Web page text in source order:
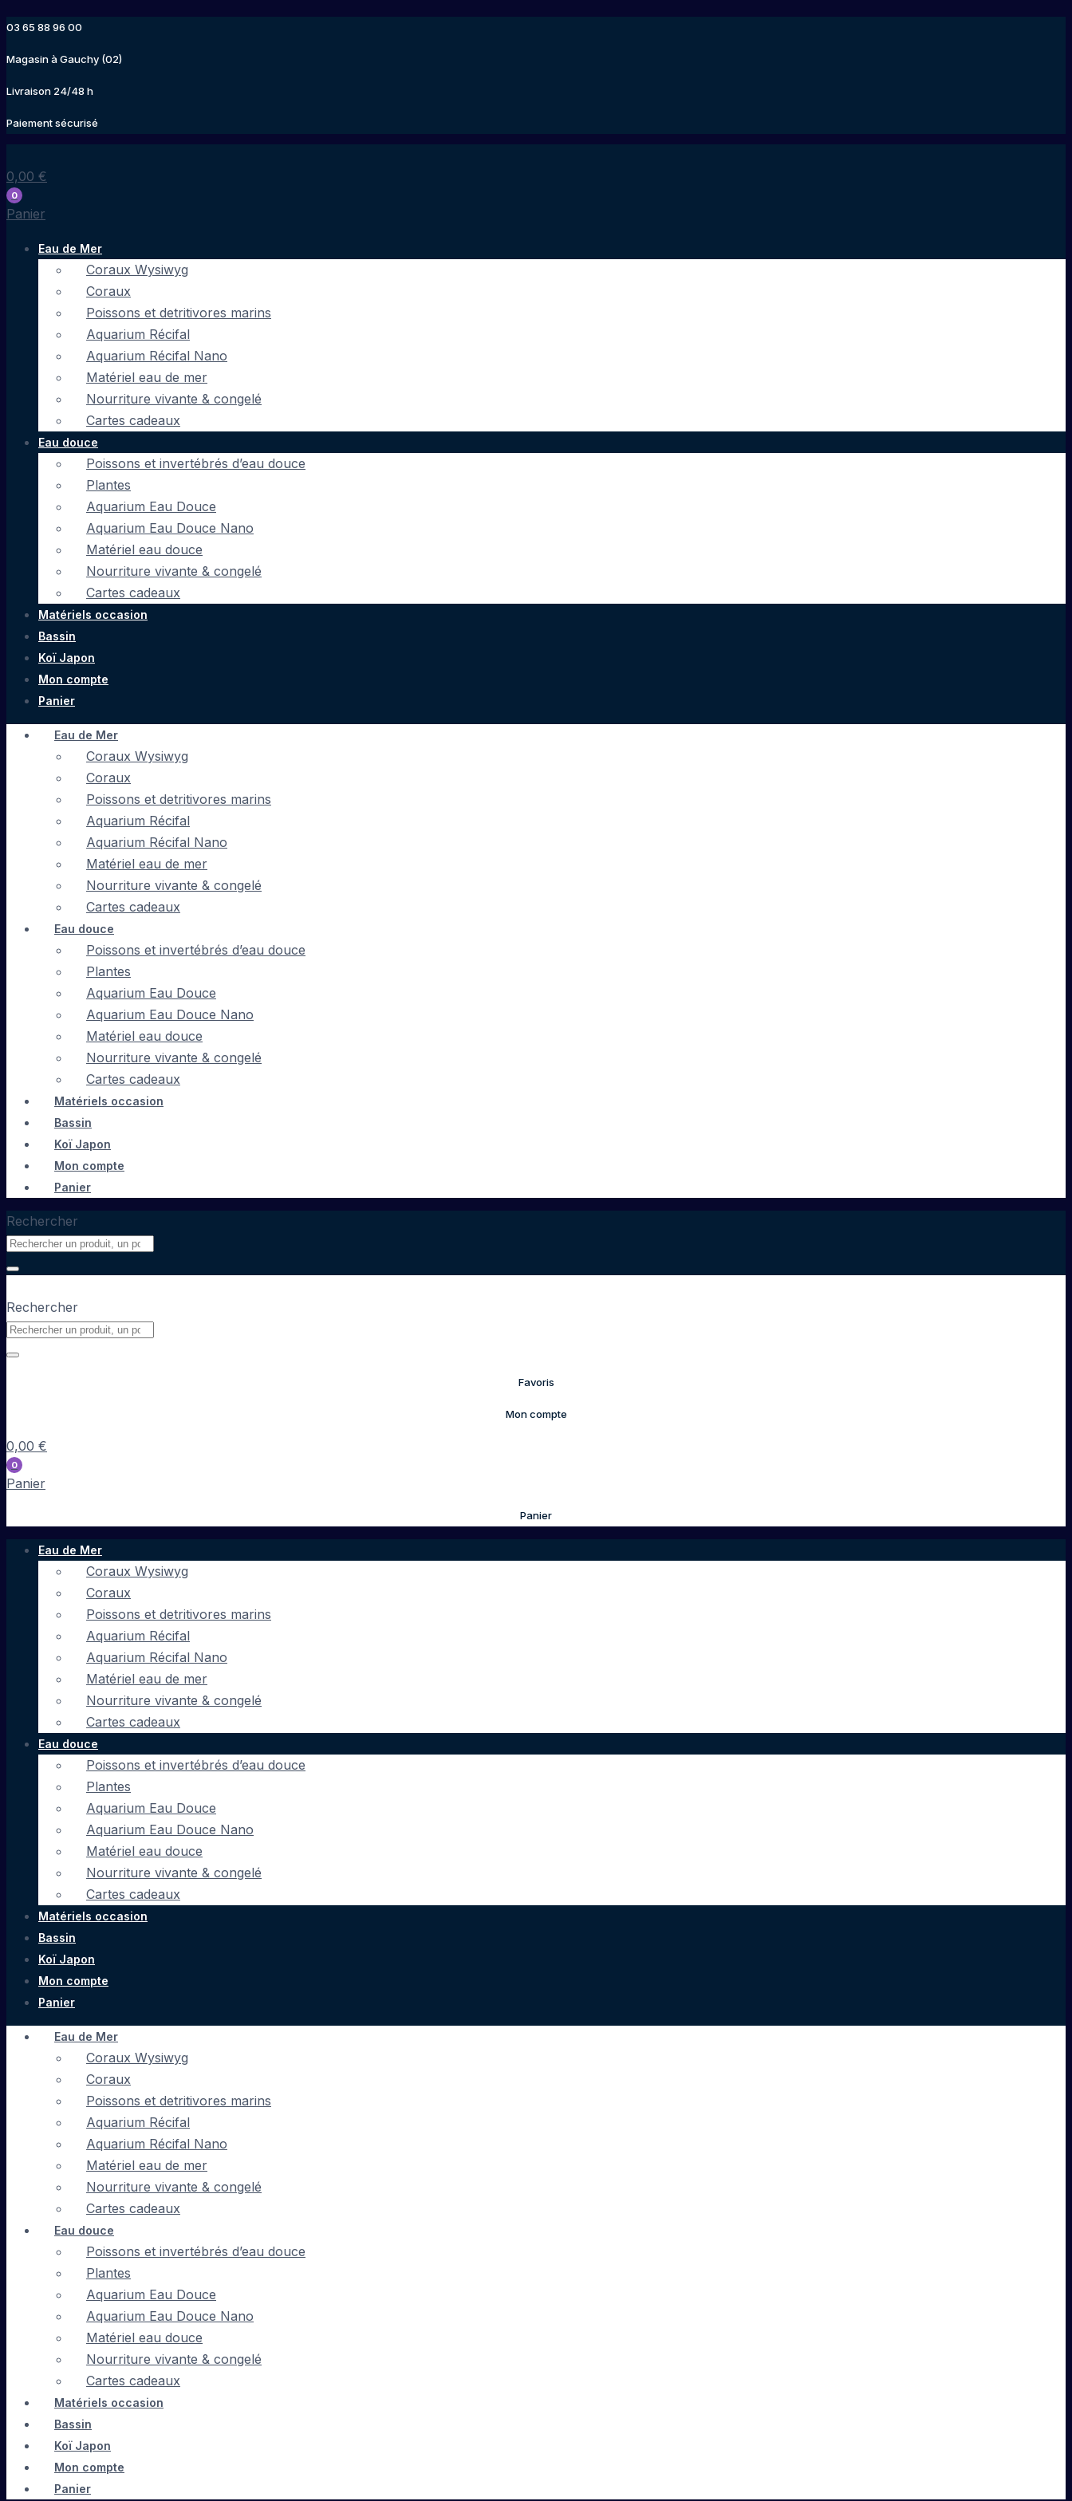
contenu
03 65 88 96 00
Magasin à Gauchy (02)
Livraison 24/48 h
Paiement sécurisé
0,00 €
0
Panier
Eau de Mer
Coraux Wysiwyg
Coraux
Poissons et detritivores marins
Aquarium Récifal
Aquarium Récifal Nano
Matériel eau de mer
Nourriture vivante & congelé
Cartes cadeaux
Eau douce
Poissons et invertébrés d’eau douce
Plantes
Aquarium Eau Douce
Aquarium Eau Douce Nano
Matériel eau douce
Nourriture vivante & congelé
Cartes cadeaux
Matériels occasion
Bassin
Koï Japon
Mon compte
Panier
Eau de Mer
Coraux Wysiwyg
Coraux
Poissons et detritivores marins
Aquarium Récifal
Aquarium Récifal Nano
Matériel eau de mer
Nourriture vivante & congelé
Cartes cadeaux
Eau douce
Poissons et invertébrés d’eau douce
Plantes
Aquarium Eau Douce
Aquarium Eau Douce Nano
Matériel eau douce
Nourriture vivante & congelé
Cartes cadeaux
Matériels occasion
Bassin
Koï Japon
Mon compte
Panier
Rechercher
Rechercher
Favoris
Mon compte
0,00 €
0
Panier
Panier
Eau de Mer
Coraux Wysiwyg
Coraux
Poissons et detritivores marins
Aquarium Récifal
Aquarium Récifal Nano
Matériel eau de mer
Nourriture vivante & congelé
Cartes cadeaux
Eau douce
Poissons et invertébrés d’eau douce
Plantes
Aquarium Eau Douce
Aquarium Eau Douce Nano
Matériel eau douce
Nourriture vivante & congelé
Cartes cadeaux
Matériels occasion
Bassin
Koï Japon
Mon compte
Panier
Eau de Mer
Coraux Wysiwyg
Coraux
Poissons et detritivores marins
Aquarium Récifal
Aquarium Récifal Nano
Matériel eau de mer
Nourriture vivante & congelé
Cartes cadeaux
Eau douce
Poissons et invertébrés d’eau douce
Plantes
Aquarium Eau Douce
Aquarium Eau Douce Nano
Matériel eau douce
Nourriture vivante & congelé
Cartes cadeaux
Matériels occasion
Bassin
Koï Japon
Mon compte
Panier